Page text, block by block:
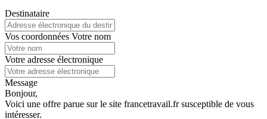
Destinataire
Vos coordonnées Votre nom
Votre adresse électronique
Message
Bonjour,
Voici une offre parue sur le site francetravail.fr susceptible de vous
intéresser.